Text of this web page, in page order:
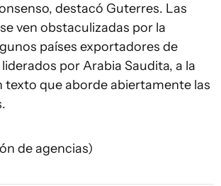
destacó Guterres. Las
ven obstaculizadas por la
países exportadores de
por Arabia Saudita, a la
texto que aborde abiertamente las
de agencias)